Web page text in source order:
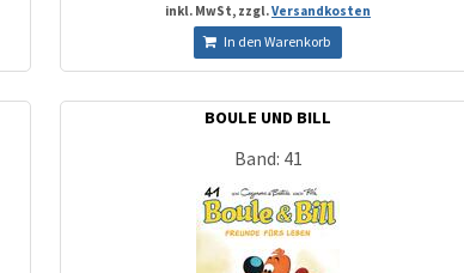
inkl. MwSt, zzgl.Versandkosten
In den Warenkorb
BOULE UND BILL
Band: 41